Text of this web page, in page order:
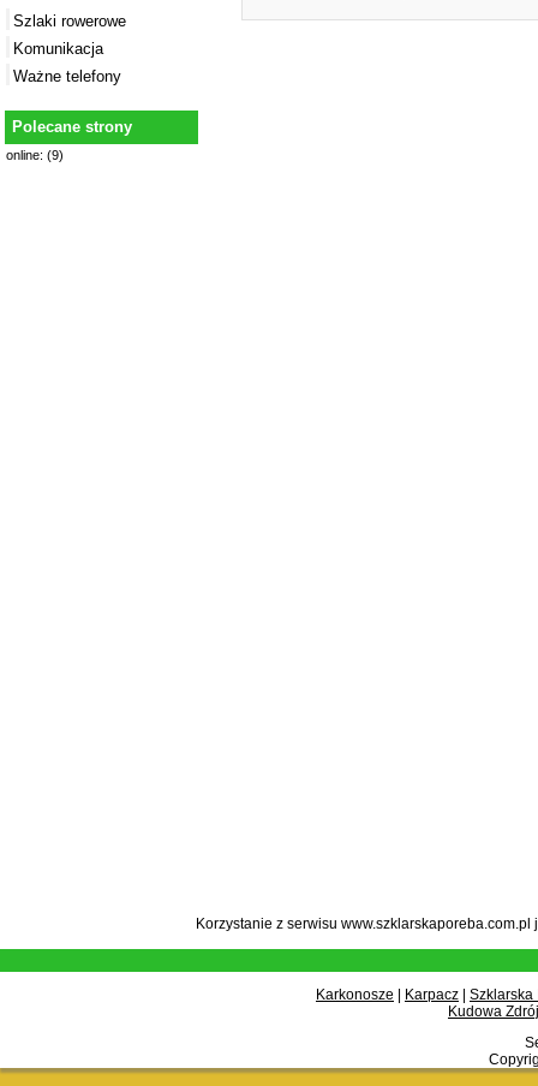
Szlaki rowerowe
Komunikacja
Ważne telefony
Polecane strony
online: (9)
Korzystanie z serwisu
Karkonosze Karpacz
Szklarska
Kudowa